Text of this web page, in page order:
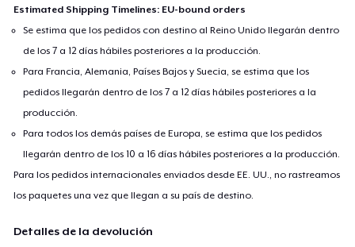
Estimated Shipping Timelines: EU-bound orders
Se estima que los pedidos con destino al Reino Unido llegarán dentro
de los 7 a 12 días hábiles posteriores a la producción.
Para Francia, Alemania, Países Bajos y Suecia, se estima que los
pedidos llegarán dentro de los 7 a 12 días hábiles posteriores a la
producción.
Para todos los demás países de Europa, se estima que los pedidos
llegarán dentro de los 10 a 16 días hábiles posteriores a la producción.
Para los pedidos internacionales enviados desde EE. UU., no rastreamos
los paquetes una vez que llegan a su país de destino.
Detalles de la devolución